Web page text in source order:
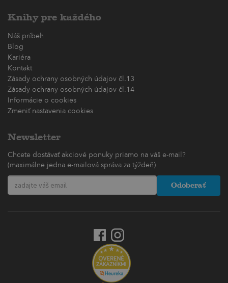
Knihy pre každého
Náš príbeh
Blog
Kariéra
Kontakt
Zásady ochrany osobných údajov čl.13
Zásady ochrany osobných údajov čl.14
Informácie o cookies
Zmeniť nastavenia cookies
Newsletter
Chcete dostávať akciové ponuky priamo na váš e-mail?
(maximálne jedna e-mailová správa za týždeň)
Odoberať